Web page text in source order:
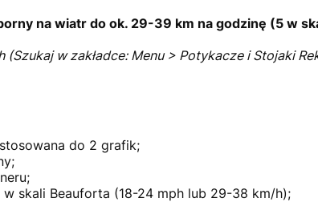
na wiatr do ok. 29-39 km na godzinę (5 w
w zakładce: Menu > Potykacze i Stojaki
do 2 grafik;
skali Beauforta (18-24 mph lub 29-38 km/h);